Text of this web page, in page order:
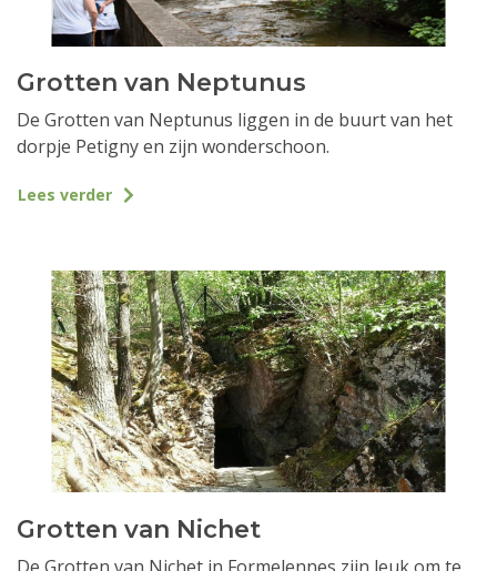
Grotten van Neptunus
De Grotten van Neptunus liggen in de buurt van het
dorpje Petigny en zijn wonderschoon.
Lees verder
Grotten van Nichet